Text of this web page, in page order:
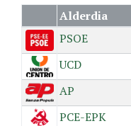
Alderdia
PSOE
UCD
AP
PCE-EPK